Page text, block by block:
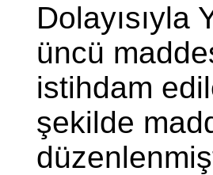
Dolayısıyla
üncü
istihdam
şekilde